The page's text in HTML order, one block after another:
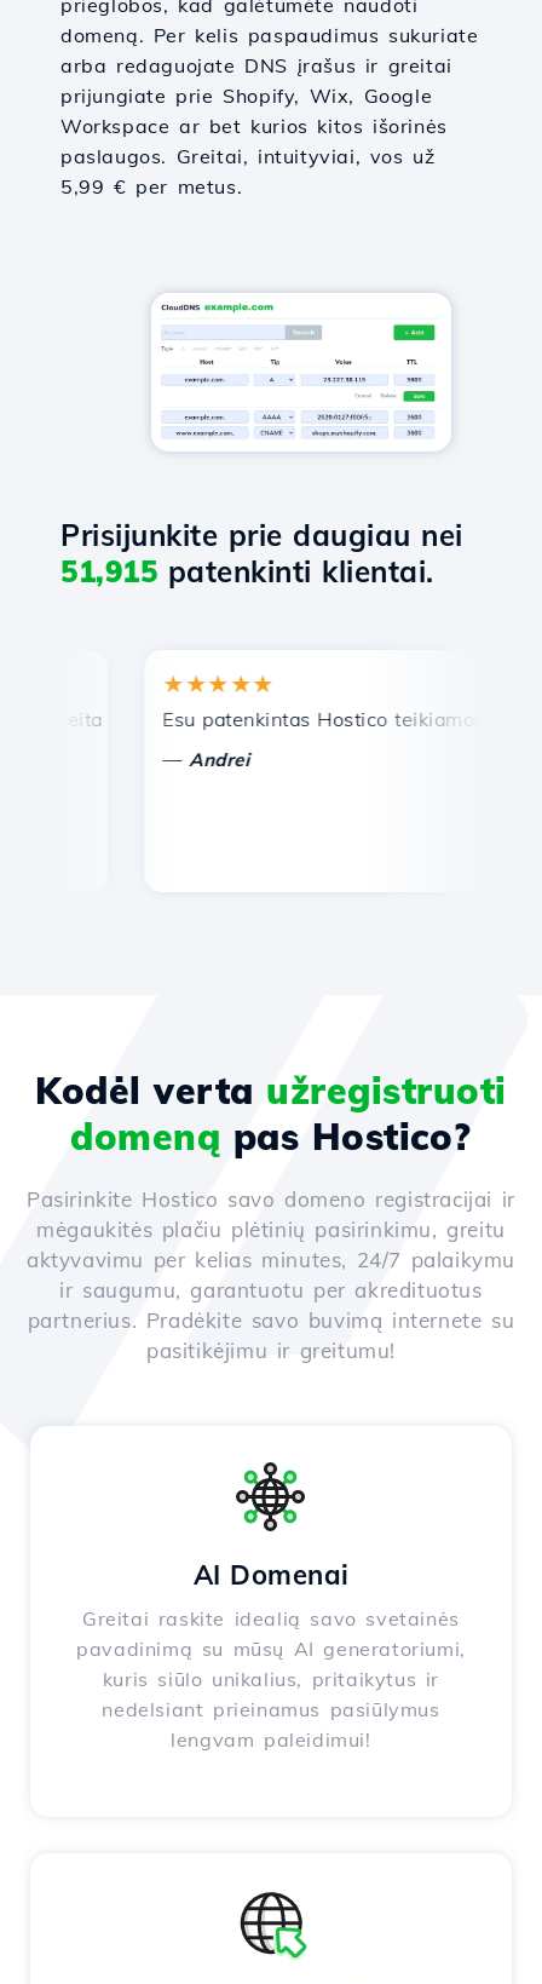
prieglobos, kad galėtumėte naudoti
domeną. Per kelis paspaudimus sukuriate
arba redaguojate DNS įrašus ir greitai
prijungiate prie Shopify, Wix, Google
Workspace ar bet kurios kitos išorinės
paslaugos. Greitai, intuityviai, vos už
5,99 € per metus.
Prisijunkite prie daugiau nei
51,915 patenkinti klientai.
ir efektyvi techninė pagalba.
★★★★★
Esu patenkintas Hostico teikiamomis
Andrei
Kodėl verta užregistruoti
domeną pas Hostico?
Pasirinkite Hostico savo domeno registracijai ir
mėgaukitės plačiu plėtinių pasirinkimu, greitu
aktyvavimu per kelias minutes, 24/7 palaikymu
ir saugumu, garantuotu per akredituotus
partnerius. Pradėkite savo buvimą internete su
pasitikėjimu ir greitumu!
AI Domenai
Greitai raskite idealią savo svetainės
pavadinimą su mūsų AI generatoriumi,
kuris siūlo unikalius, pritaikytus ir
nedelsiant prieinamus pasiūlymus
lengvam paleidimui!